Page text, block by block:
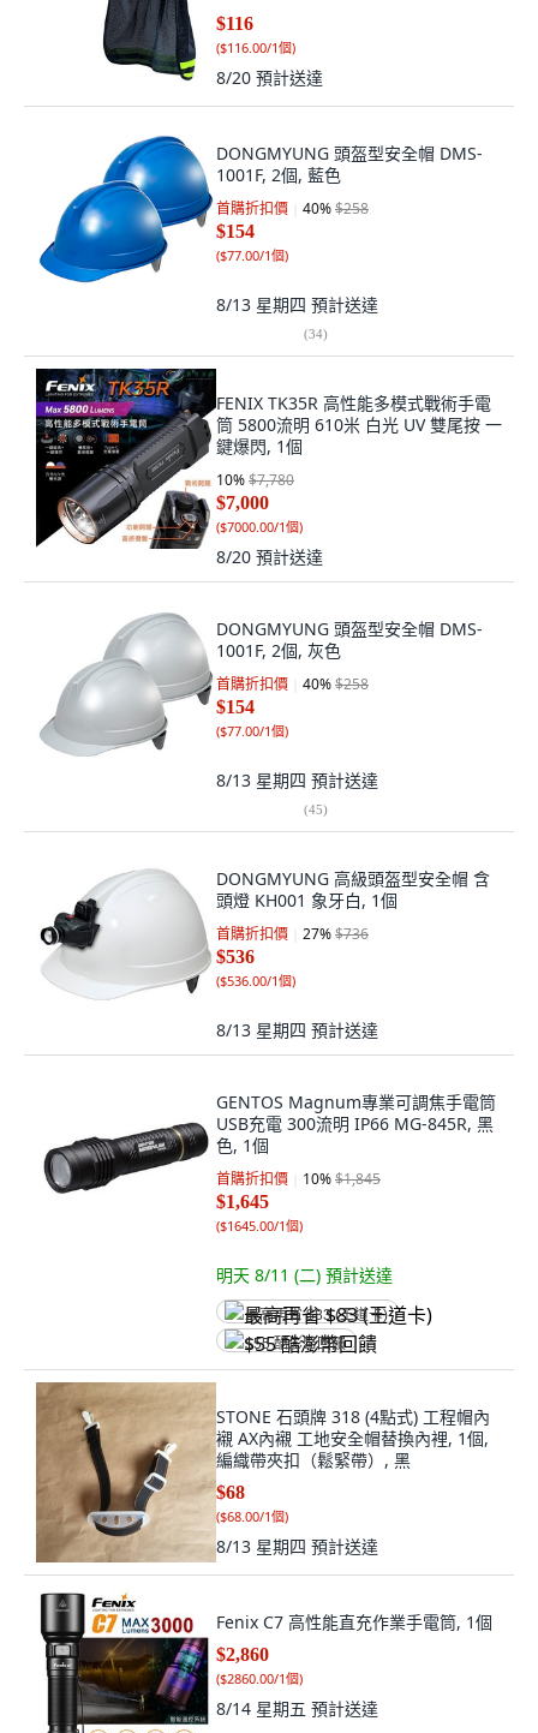
$116
($116.00/1個)
8/20 預計送達
DONGMYUNG 頭盔型安全帽 DMS-
1001F, 2個, 藍色
首購折扣價 40%$258
$154
($77.00/1個)
8/13 星期四 預計送達
(34)
FENIX TK35R 高性能多模式戰術手電
筒 5800流明 610米 白光 UV 雙尾按 一
鍵爆閃, 1個
10%$7,780
$7,000
($7000.00/1個)
8/20 預計送達
DONGMYUNG 頭盔型安全帽 DMS-
1001F, 2個, 灰色
首購折扣價 40%$258
$154
($77.00/1個)
8/13 星期四 預計送達
(45)
DONGMYUNG 高級頭盔型安全帽 含
頭燈 KH001 象牙白, 1個
首購折扣價 27%$736
$536
($536.00/1個)
8/13 星期四 預計送達
GENTOS Magnum專業可調焦手電筒
USB充電 300流明 IP66 MG-845R, 黑
色, 1個
首購折扣價 10%$1,845
$1,645
($1645.00/1個)
明天 8/11 (二) 預計送達
最高再省 $83 (王道卡)
$55 酷澎幣回饋
STONE 石頭牌 318 (4點式) 工程帽內
襯 AX內襯 工地安全帽替換內裡, 1個,
編織帶夾扣（鬆緊帶）, 黑
$68
($68.00/1個)
8/13 星期四 預計送達
Fenix C7 高性能直充作業手電筒, 1個
$2,860
($2860.00/1個)
8/14 星期五 預計送達